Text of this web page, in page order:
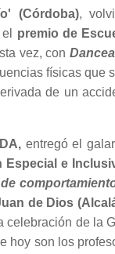
(Córdoba),
premio de
vez, con
físicas que
de un
entregó el
Especial e
de Dios
celebración de la
hoy son los